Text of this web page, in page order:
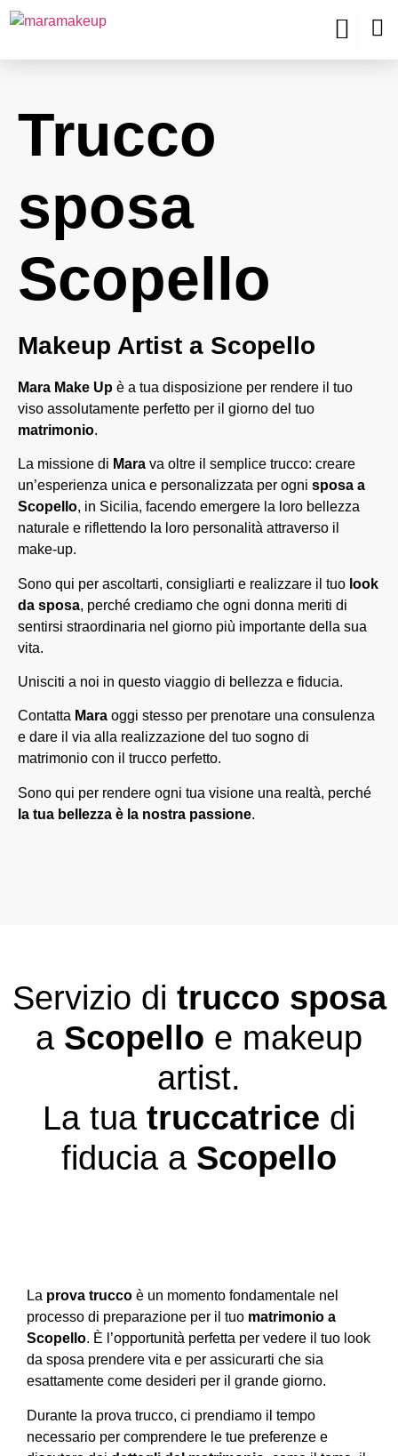
Trucco
sposa
Scopello
Makeup Artist a Scopello
Mara Make Up è a tua disposizione per rendere il tuo
viso assolutamente perfetto per il giorno del tuo
matrimonio.
La missione di Mara va oltre il semplice trucco: creare
un’esperienza unica e personalizzata per ogni sposa a
Scopello, in Sicilia, facendo emergere la loro bellezza
naturale e riflettendo la loro personalità attraverso il
make-up.
Sono qui per ascoltarti, consigliarti e realizzare il tuo look
da sposa, perché crediamo che ogni donna meriti di
sentirsi straordinaria nel giorno più importante della sua
vita.
Unisciti a noi in questo viaggio di bellezza e fiducia.
Contatta Mara oggi stesso per prenotare una consulenza
e dare il via alla realizzazione del tuo sogno di
matrimonio con il trucco perfetto.
Sono qui per rendere ogni tua visione una realtà, perché
la tua bellezza è la nostra passione.
Servizio di trucco sposa
a Scopello e makeup
artist.
La tua truccatrice di
fiducia a Scopello
La prova trucco è un momento fondamentale nel
processo di preparazione per il tuo matrimonio a
Scopello. È l’opportunità perfetta per vedere il tuo look
da sposa prendere vita e per assicurarti che sia
esattamente come desideri per il grande giorno.
Durante la prova trucco, ci prendiamo il tempo
necessario per comprendere le tue preferenze e